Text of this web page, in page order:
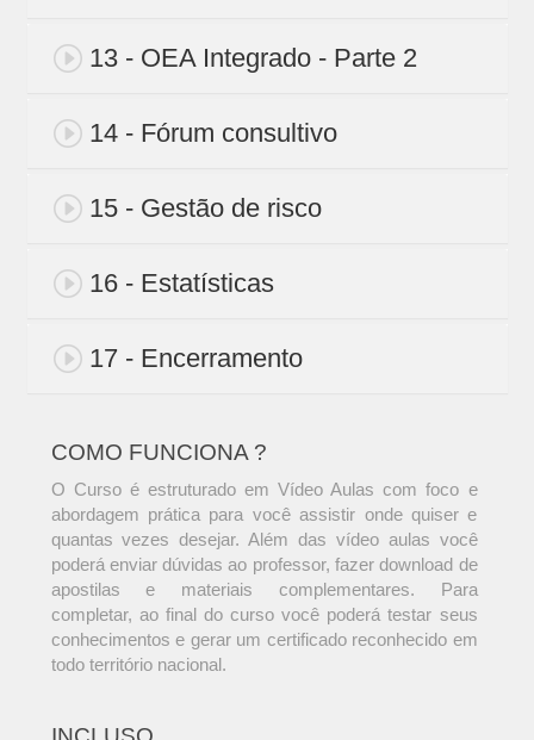
13 - OEA Integrado - Parte 2
14 - Fórum consultivo
15 - Gestão de risco
16 - Estatísticas
17 - Encerramento
COMO FUNCIONA ?
O Curso é estruturado em Vídeo Aulas com foco e
abordagem prática para você assistir onde quiser e
quantas vezes desejar. Além das vídeo aulas você
poderá enviar dúvidas ao professor, fazer download de
apostilas e materiais complementares. Para
completar, ao final do curso você poderá testar seus
conhecimentos e gerar um certificado reconhecido em
todo território nacional.